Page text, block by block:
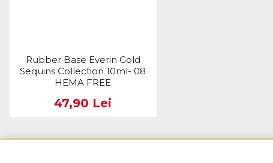
Rubber Base Everin Gold
Sequins Collection 10ml- 08
HEMA FREE
47,90 Lei